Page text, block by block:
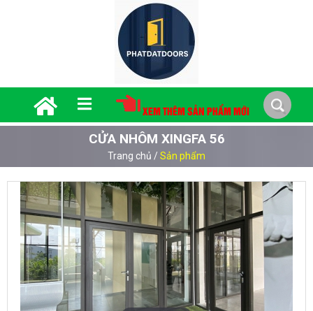
XEM THÊM SẢN PHẨM MỚI
CỬA NHÔM XINGFA 56
Trang chủ / Sản phẩm